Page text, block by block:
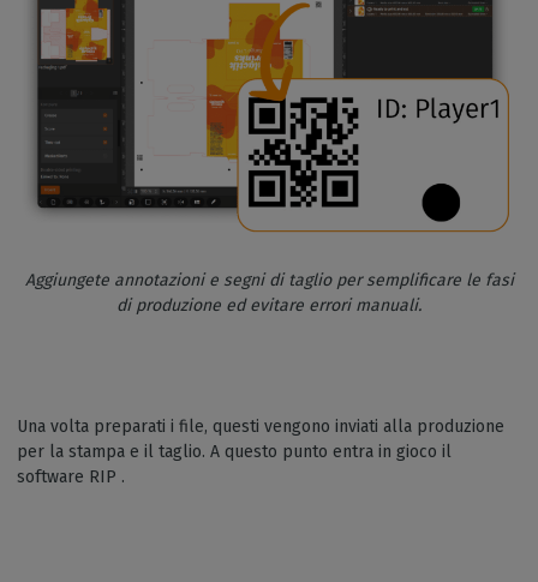
Aggiungete annotazioni e segni di taglio per semplificare le fasi
di produzione ed evitare errori manuali.
Una volta preparati i file, questi vengono inviati alla produzione
per la stampa e il taglio. A questo punto entra in gioco il
software RIP .